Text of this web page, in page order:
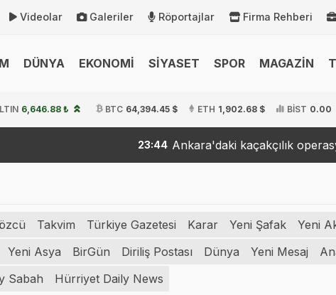
Videolar Galeriler Röportajlar Firma Rehberi
DÜNYA EKONOMİ SİYASET SPOR MAGAZİN
6,646.88 ₺ BTC 64,394.45 $ ETH 1,902.68 $ BİST 0.00
23:44 Ankara'daki kaçakçılık
Takvim Türkiye Gazetesi Karar Yeni Şafak Yeni
Yeni Asya BirGün Diriliş Postası Dünya Yeni Mesaj
Sabah Hürriyet Daily News